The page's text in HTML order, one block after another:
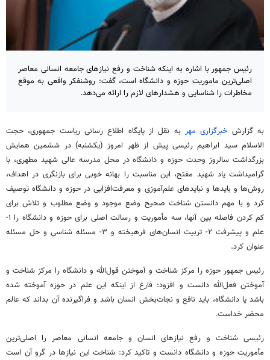
رئیس جمهور با اشاره به اینکه شناخت و رفع نیازهای جامعه انسانی معاصر
اصلی‌ترین ماموریت حوزه و دانشگاه است، گفت: روشنفکر واقعی به موقع
مخاطرات را شناسایی و هشدارهای لازم را ارائه می‌دهد.
به گزارش خبرگزاری مهر به نقل از پایگاه اطلاع رسانی ریاست جمهوری، حجت
الاسلام سید ابراهیم رئیسی پیش از ظهر امروز (یکشنبه) در ششمین همایش
بزرگداشت سالروز وحدت حوزه و دانشگاه در محل مدرسه عالی شهید مطهری، با
گرامیداشت یاد شهید مفتح، این مناسبت را بهانه خوبی برای بازنگری در اهداف،
روش‌ها و بایدها و نبایدهای علم‌آموزی و معرفت‌افزایی در حوزه و دانشگاه توصیف
کرد و با مهم دانستن شناخت صحیح وضع موجود و وضع مطلوب و تلاش برای
کم کردن فاصله بین آنها، سه مأموریت و رسالت اصلی برای حوزه و دانشگاه را ۱-
علم و پیشرفت ۲- تربیت انسان‌های فرهیخته و ۳- مسئله شناسی و حل مسئله
عنوان کرد.
رئیس جمهور حوزه را مرکز شناخت و آموختن قول‌الله و دانشگاه را مرکز شناخت و
آموختن فعل‌الله دانست و افزود: فارغ از اینکه این علم در حوزه آموخته شده
باشد یا دانشگاه، باید نافع و نجات‌بخش انسان باشد و فراگیرنده آن بداند که عالم
محضر خداست.
رئیسی شناخت و رفع نیازهای انسان و جامعه انسانی معاصر را اصلی‌ترین
مأموریت حوزه و دانشگاه دانست و تاکید کرد: شناخت این نیازها در گرو آن است